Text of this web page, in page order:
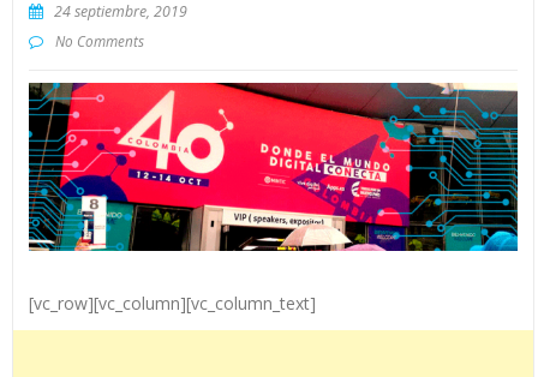
24 septiembre, 2019
No Comments
[vc_row][vc_column][vc_column_text]